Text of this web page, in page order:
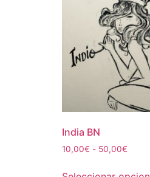
India BN
10,00€ - 50,00€